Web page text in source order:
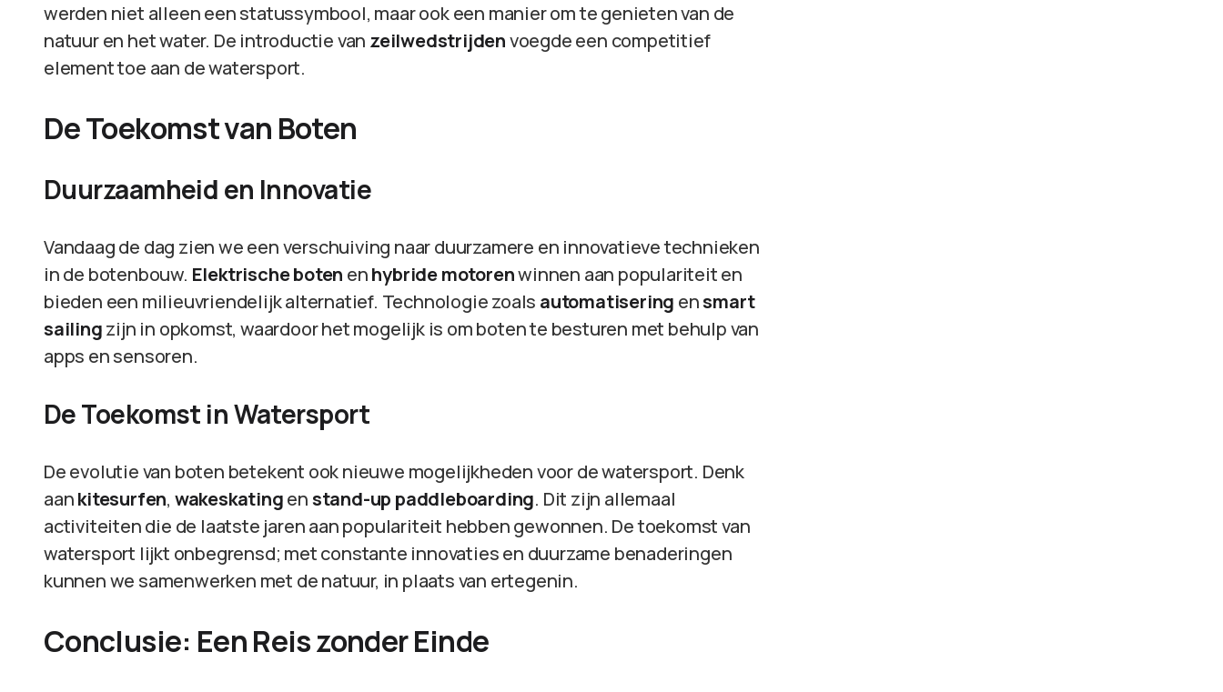
werden niet alleen een statussymbool, maar ook een manier om te genieten van de
natuur en het water. De introductie van zeilwedstrijdenvoegde een competitief
element toe aan de watersport.
De Toekomst van Boten
Duurzaamheid en Innovatie
Vandaag de dag zien we een verschuiving naar duurzamere en innovatieve technieken
in de botenbouw. Elektrische boten enhybride motorenwinnen aan populariteit en
bieden een milieuvriendelijk alternatief. Technologie zoals automatisering ensmart
sailingzijn in opkomst, waardoor het mogelijk is om boten te besturen met behulp van
apps en sensoren.
De Toekomst in Watersport
De evolutie van boten betekent ook nieuwe mogelijkheden voor de watersport. Denk
aankitesurfen, wakeskatingenstand-up paddleboarding. Dit zijn allemaal
activiteiten die de laatste jaren aan populariteit hebben gewonnen. De toekomst van
watersport lijkt onbegrensd; met constante innovaties en duurzame benaderingen
kunnen we samenwerken met de natuur, in plaats van ertegenin.
Conclusie: Een Reis zonder Einde